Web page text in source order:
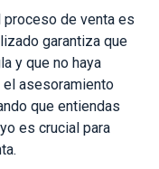
proceso de venta es
garantiza que
y que no haya
asesoramiento
que entiendas
es crucial para